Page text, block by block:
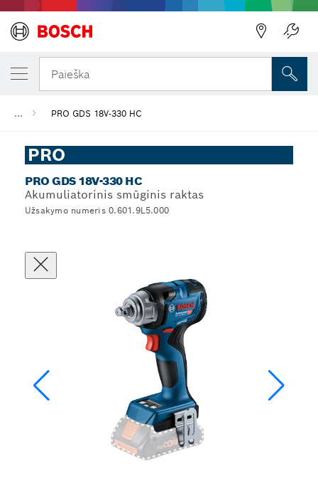
Paieška
... PRO GDS 18V-330 HC
PRO
PRO GDS 18V-330 HC
Akumuliatorinis smūginis raktas
Užsakymo numeris 0.601.9L5.000